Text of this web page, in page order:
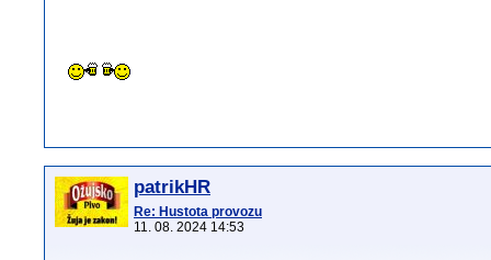
patrikHR
Re: Hustota provozu
11. 08. 2024 14:53